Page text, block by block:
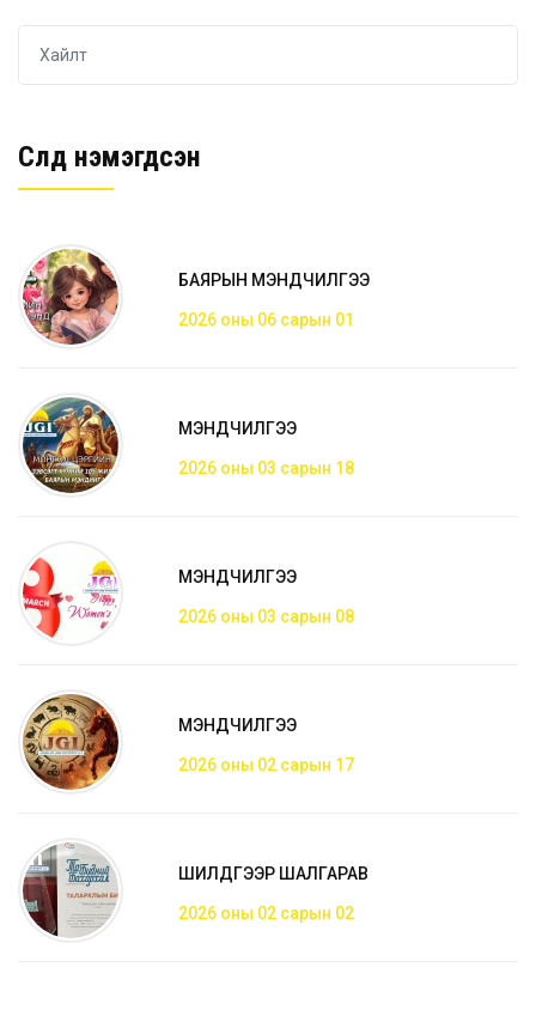
Сүүлд нэмэгдсэн
БАЯРЫН МЭНДЧИЛГЭЭ
2026 оны 06 сарын 01
МЭНДЧИЛГЭЭ
2026 оны 03 сарын 18
МЭНДЧИЛГЭЭ
2026 оны 03 сарын 08
МЭНДЧИЛГЭЭ
2026 оны 02 сарын 17
ШИЛДГЭЭР ШАЛГАРАВ
2026 оны 02 сарын 02